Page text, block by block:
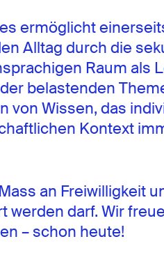
ermöglicht
Alltag durch die
Raum als
belastenden
von Wissen, das
Kontext
an Freiwilligkeit
darf. Wir
– schon heute!